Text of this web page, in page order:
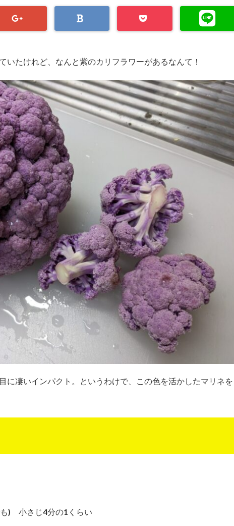
いたけれど、なんと紫のカリフラワーがあるなんて！
に凄いインパクト。というわけで、この色を活かしたマリネを
) 小さじ4分の1くらい